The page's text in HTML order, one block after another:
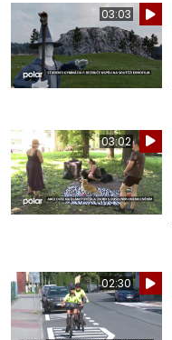
03:03
03:02
02:30